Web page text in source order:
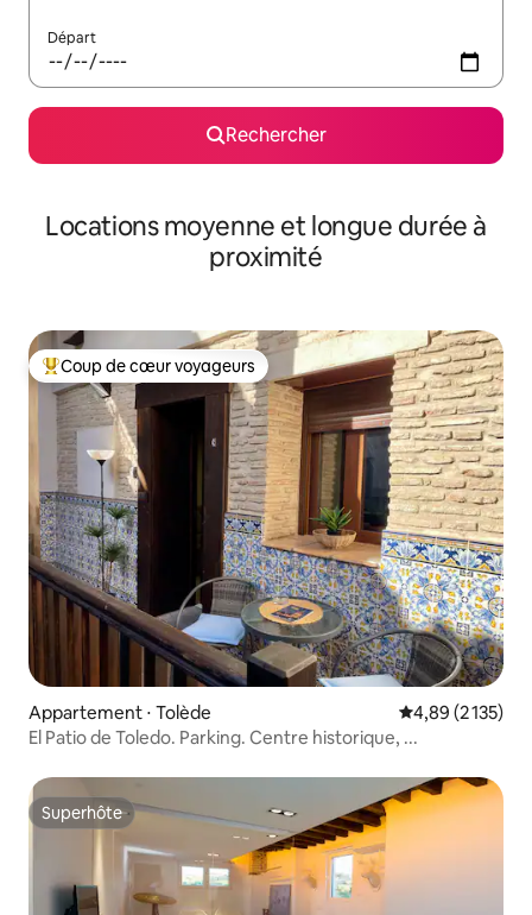
Départ
Rechercher
Locations moyenne et longue durée à
proximité
Coups de cœur voyageurs les plus appréciés
Coup de cœur voyageurs
Appartement ⋅ Tolède Évaluation
4,89 (2 135)
El Patio de Toledo. Parking. Centre historique, ...
Superhôte
Superhôte